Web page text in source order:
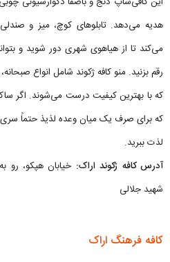
هدیه می‌دهد. تابلوهای کوچ، میز و
می‌کند تا از هیاهوی شهری دور شوید و
رقم بزنید. منو کافه ژکوند شامل انواع
که با بهترین کیفیت درست می‌شوند. اگر
که برای صرف یک میان وعده لذیذ حتماً سری
لذت ببرید.
آدرس کافه ژکوند اراک: خیابان هپکو، رو
شهید جلالی
کافه فرهنگ اراک